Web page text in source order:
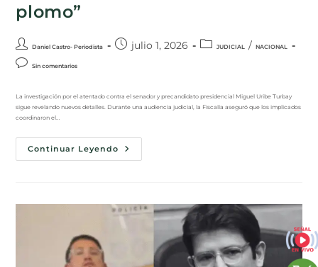
plomo”
Daniel Castro- Periodista julio 1, 2026 JUDICIAL / NACIONAL
Sin comentarios
La investigación por el atentado contra el senador y precandidato presidencial Miguel Uribe Turbay
sigue revelando nuevos detalles. Durante una audiencia judicial, la Fiscalía aseguró que los implicados
coordinaron el…
Continuar Leyendo